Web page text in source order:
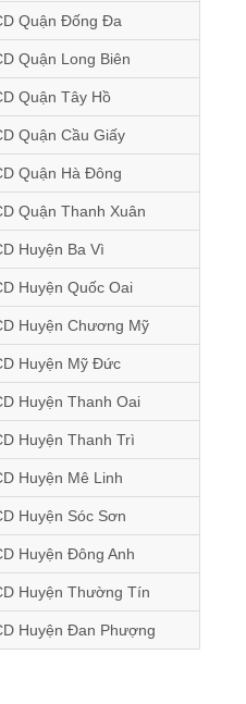
Quận Đống Đa
Quận Long Biên
Quận Tây Hồ
Quận Cầu Giấy
Quận Hà Đông
Quận Thanh Xuân
Huyện Ba Vì
Huyện Quốc Oai
Huyện Chương Mỹ
Huyện Mỹ Đức
Huyện Thanh Oai
Huyện Thanh Trì
Huyện Mê Linh
Huyện Sóc Sơn
Huyện Đông Anh
Huyện Thường Tín
Huyện Đan Phượng